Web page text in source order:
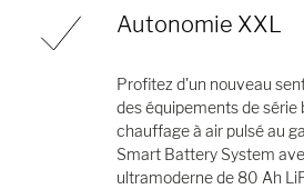
Autonomie XXL
Profitez d'un nouveau
des équipements de
chauffage à air pulsé au
Smart Battery System
ultramoderne de 80 Ah